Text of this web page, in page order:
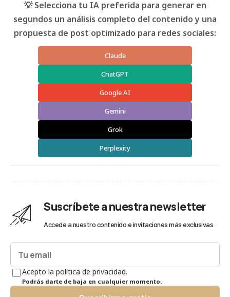
💡 Selecciona tu IA preferida para generar en
segundos un análisis completo del contenido y una
propuesta de post optimizado para redes sociales:
Claude
ChatGPT
Google AI
Gemini
Grok
Perplexity
Suscríbete a nuestra newsletter
Accede a nuestro contenido e invitaciones más exclusivas.
Acepto la política de privacidad.
Podrás darte de baja en cualquier momento.